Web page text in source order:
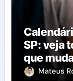
SP: veja
que
Mateus